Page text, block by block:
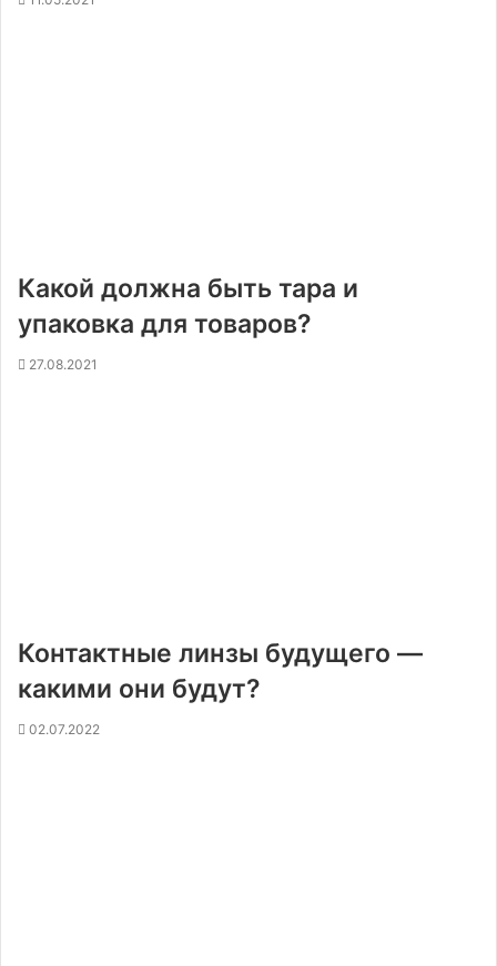
Какой должна быть тара и
упаковка для товаров?
27.08.2021
Контактные линзы будущего —
какими они будут?
02.07.2022